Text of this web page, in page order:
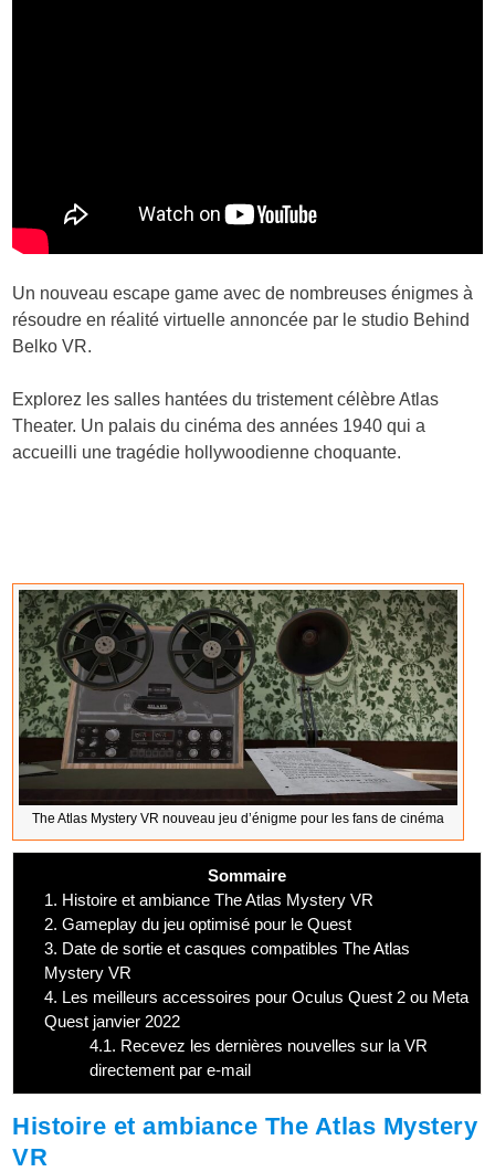
Un nouveau escape game avec de nombreuses énigmes à
résoudre en réalité virtuelle annoncée par le studio Behind
Belko VR.
Explorez les salles hantées du tristement célèbre Atlas
Theater. Un palais du cinéma des années 1940 qui a
accueilli une tragédie hollywoodienne choquante.
The Atlas Mystery VR nouveau jeu d’énigme pour les fans de cinéma
Sommaire
1. Histoire et ambiance The Atlas Mystery VR
2. Gameplay du jeu optimisé pour le Quest
3. Date de sortie et casques compatibles The Atlas
Mystery VR
4. Les meilleurs accessoires pour Oculus Quest 2 ou Meta
Quest janvier 2022
4.1. Recevez les dernières nouvelles sur la VR
directement par e-mail
Histoire et ambiance The Atlas Mystery
VR